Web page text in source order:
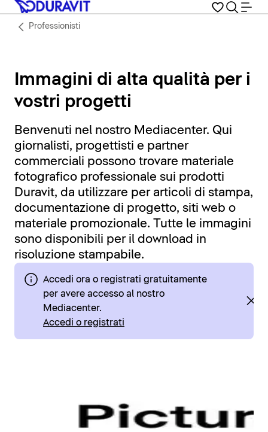
Professionisti
Immagini di alta qualità per i
vostri progetti
Benvenuti nel nostro Mediacenter. Qui
giornalisti, progettisti e partner
commerciali possono trovare materiale
fotografico professionale sui prodotti
Duravit, da utilizzare per articoli di stampa,
documentazione di progetto, siti web o
materiale promozionale. Tutte le immagini
sono disponibili per il download in
risoluzione stampabile.
Accedi ora o registrati gratuitamente
per avere accesso al nostro
Mediacenter.
Accedi o registrati